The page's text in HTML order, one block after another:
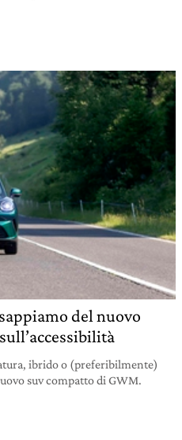
del nuovo
ibrido o (preferibilmente)
suv compatto di GWM.